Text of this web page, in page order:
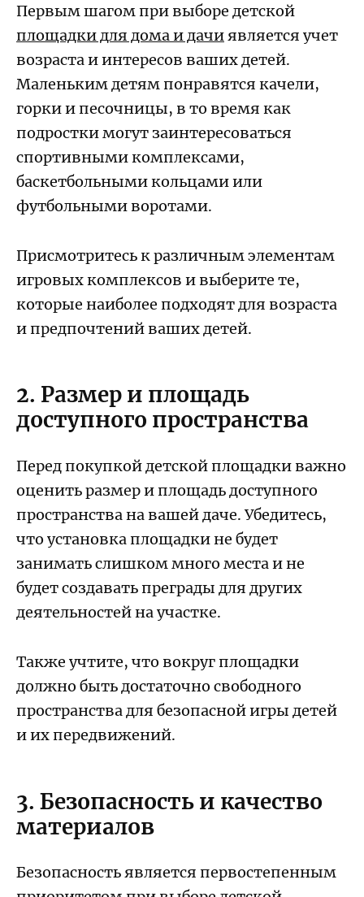
Первым шагом при выборе детской
площадки для дома и дачиявляется учет
возраста и интересов ваших детей.
Маленьким детям понравятся качели,
горки и песочницы, в то время как
подростки могут заинтересоваться
спортивными комплексами,
баскетбольными кольцами или
футбольными воротами.
Присмотритесь к различным элементам
игровых комплексов и выберите те,
которые наиболее подходят для возраста
и предпочтений ваших детей.
2. Размер и площадь
доступного пространства
Перед покупкой детской площадки важно
оценить размер и площадь доступного
пространства на вашей даче. Убедитесь,
что установка площадки не будет
занимать слишком много места и не
будет создавать преграды для других
деятельностей на участке.
Также учтите, что вокруг площадки
должно быть достаточно свободного
пространства для безопасной игры детей
и их передвижений.
3. Безопасность и качество
материалов
Безопасность является первостепенным